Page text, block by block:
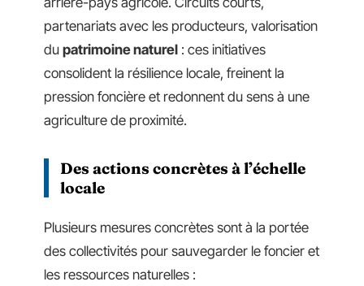
partenariats avec les producteurs, valorisation
du patrimoine naturel : ces initiatives
consolident la résilience locale, freinent la
pression foncière et redonnent du sens à une
agriculture de proximité.
Des actions concrètes à l’échelle
locale
Plusieurs mesures concrètes sont à la portée
des collectivités pour sauvegarder le foncier et
les ressources naturelles :